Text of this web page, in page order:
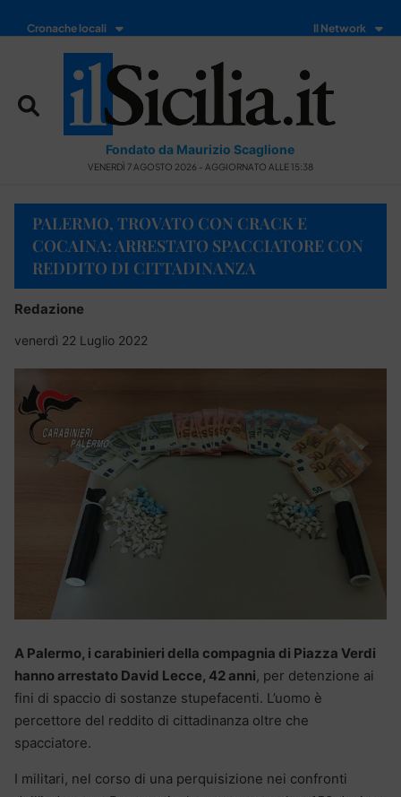
Cronache locali Il Network
Fondato da Maurizio Scaglione
VENERDÌ 7 AGOSTO 2026 - AGGIORNATO ALLE 15:38
PALERMO, TROVATO CON CRACK E
COCAINA: ARRESTATO SPACCIATORE CON
REDDITO DI CITTADINANZA
Redazione
venerdì 22 Luglio 2022
A Palermo, i carabinieri della compagnia di Piazza Verdi
hanno arrestato David Lecce, 42 anni, per detenzione ai
fini di spaccio di sostanze stupefacenti. L’uomo è
percettore del reddito di cittadinanza oltre che
spacciatore.
I militari, nel corso di una perquisizione nei confronti